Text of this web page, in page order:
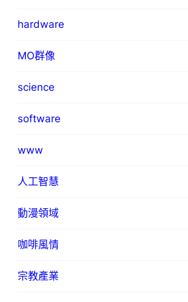
hardware
MO群像
science
software
www
人工智慧
動漫領域
咖啡風情
宗教產業